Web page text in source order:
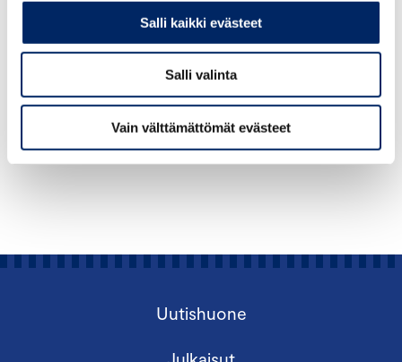
Salli kaikki evästeet
Salli valinta
Vain välttämättömät evästeet
Uutishuone